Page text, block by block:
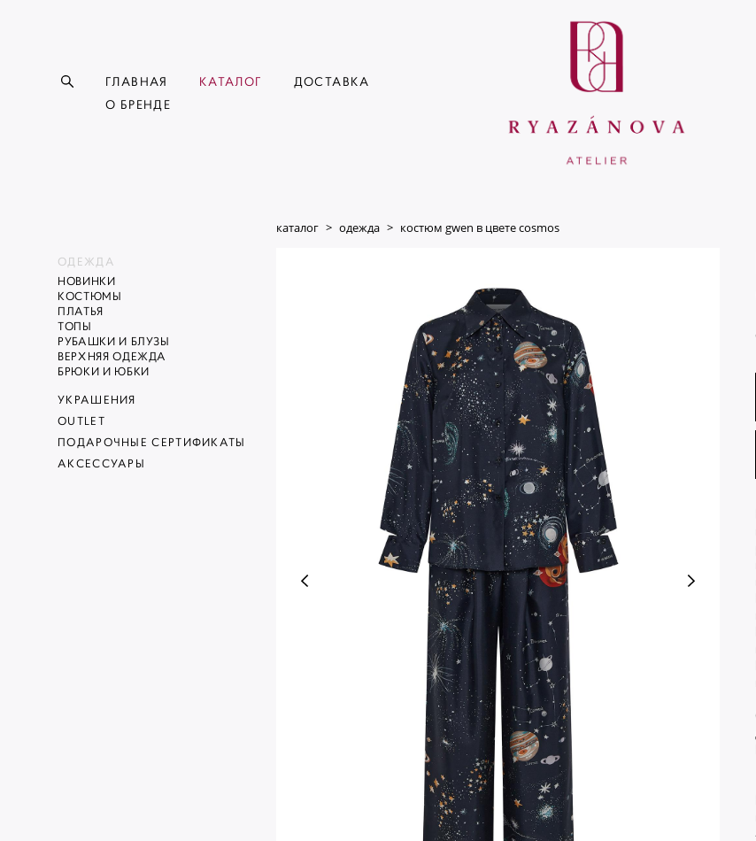
ГЛАВНАЯ КАТАЛОГ
ДОСТАВКА
О БРЕНДЕ
ОДЕЖДА
НОВИНКИ
КОСТЮМЫ
ПЛАТЬЯ
ТОПЫ
РУБАШКИ И БЛУЗЫ
ВЕРХНЯЯ ОДЕЖДА
БРЮКИ И ЮБКИ
УКРАШЕНИЯ
OUTLET
ПОДАРОЧНЫЕ СЕРТИФИКАТЫ
АКСЕССУАРЫ
каталог > одежда > костюм gwen в цвете cosmos